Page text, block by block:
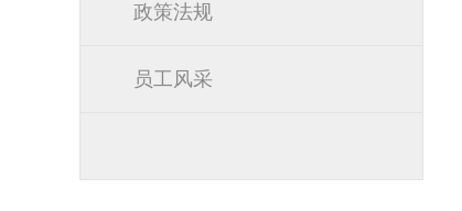
政策法规
员工风采